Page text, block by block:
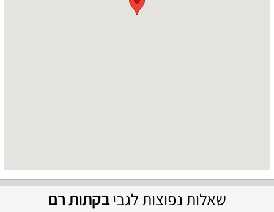
שאלות נפוצות לגביבקתות רם